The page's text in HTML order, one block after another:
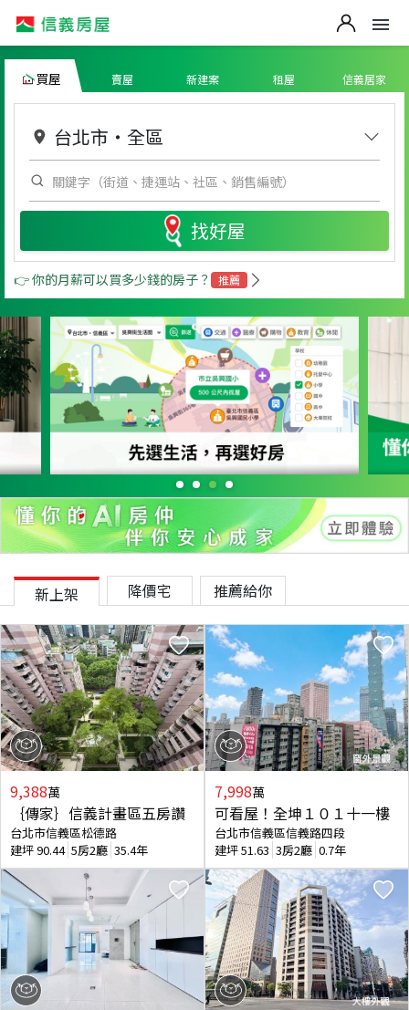
買屋 賣屋 新建案 租屋 信義居家
台北市 ・ 全區
找好屋
👉 你的月薪可以買多少錢的房子？ 推薦
新上架 降價宅 推薦給你
9,388萬
｛傳家｝信義計畫區五房讚
台北市信義區松德路
建坪90.44 5房2廳 35.4年
7,998萬
可看屋！全坤１０１十一樓
台北市信義區信義路四段
建坪51.63 3房2廳 0.7年